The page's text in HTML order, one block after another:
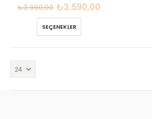
5.00out of 5
₺3.990,00 ₺3.590,00
SEÇENEKLER